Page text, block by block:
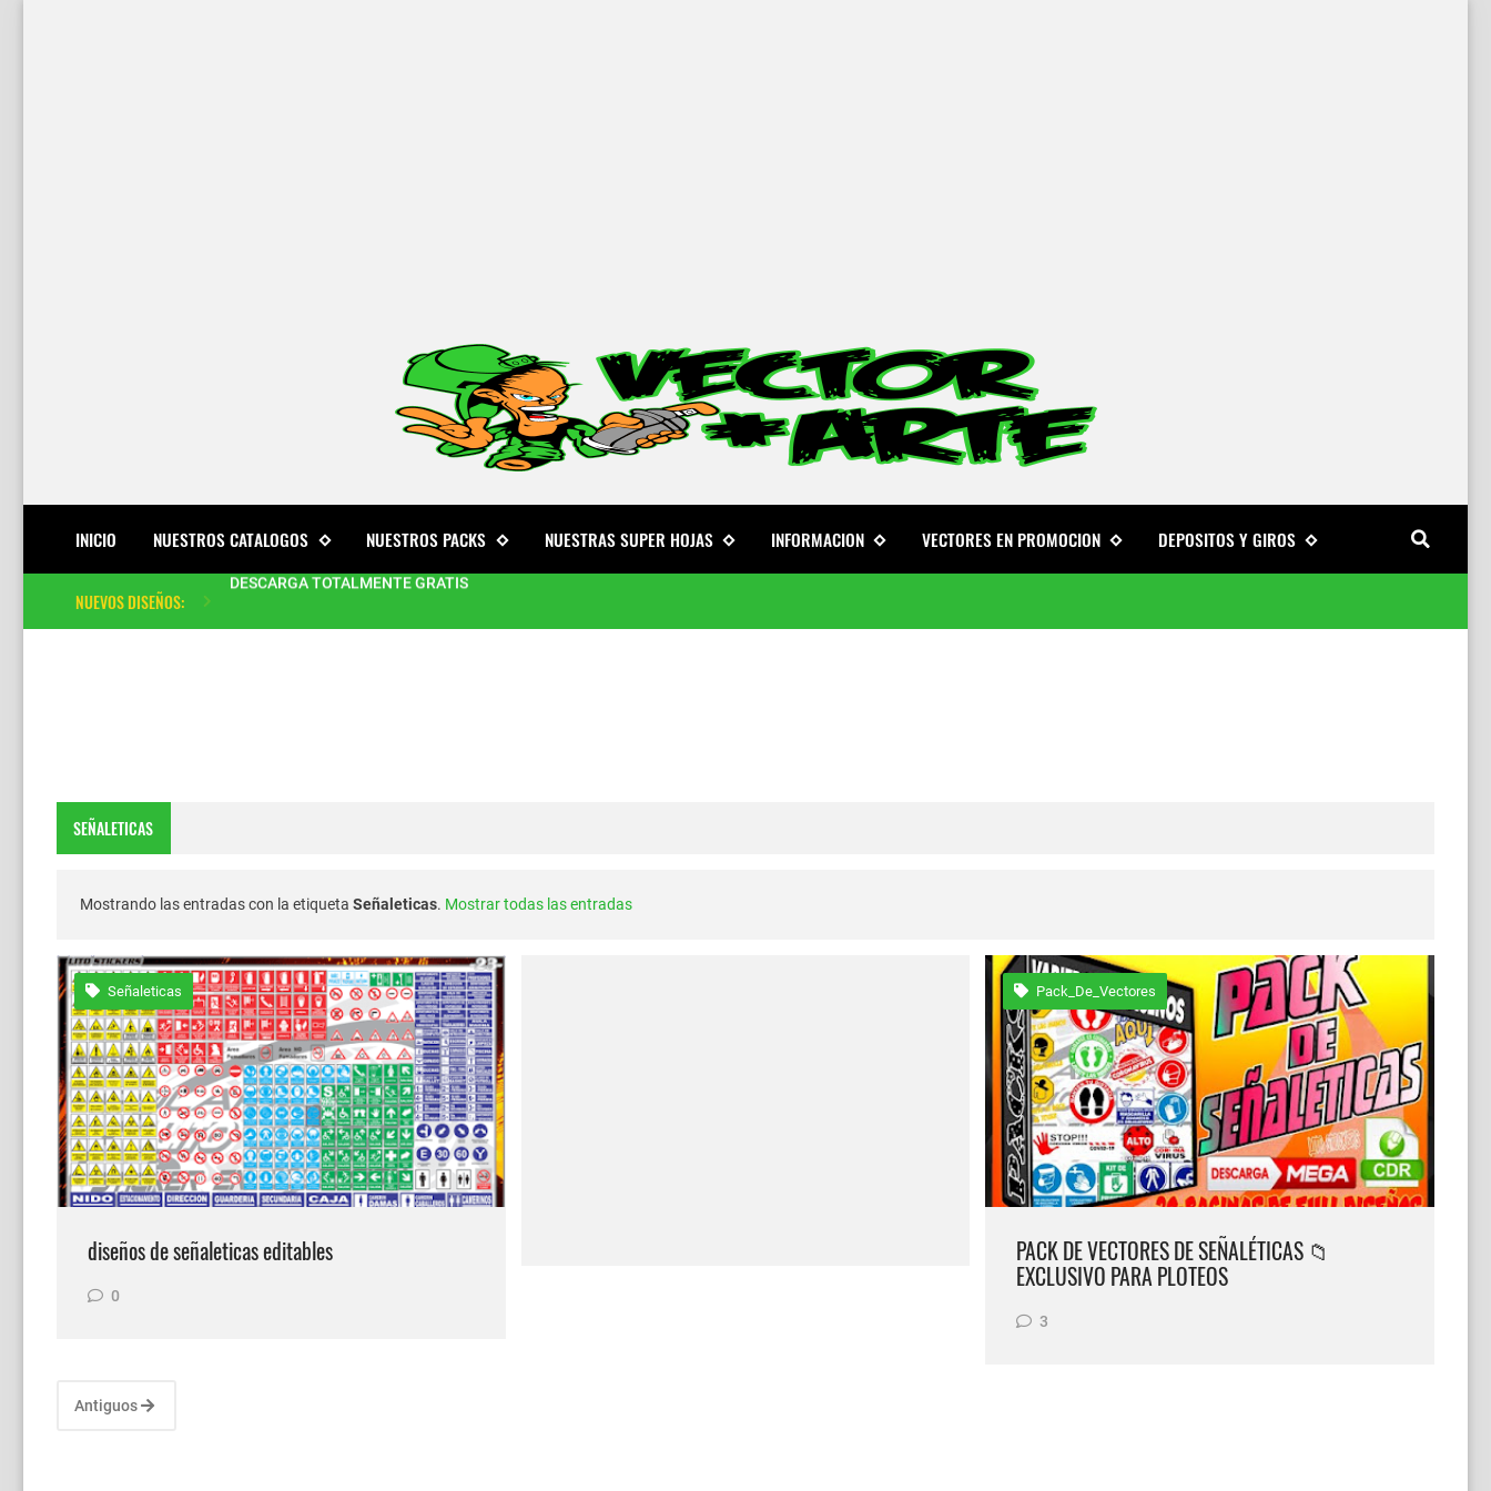
INICIO NUESTROS CATALOGOS NUESTROS PACKS NUESTRAS SUPER HOJAS INFORMACION VECTORES EN PROMOCION DEPOSITOS Y GIROS
NUEVOS DISEÑOS:
DESCARGA TOTALMENTE GRATIS
Vector de Jesucristo Crucificado Descarga Gratis
Vectores Tuning Urbano Posterior para Mototaxis
SEÑALETICAS
Mostrando las entradas con la etiqueta Señaleticas. Mostrar todas las entradas
Señaleticas
diseños de señaleticas editables
0
Pack_De_Vectores
PACK DE VECTORES DE SEÑALÉTICAS 📁
EXCLUSIVO PARA PLOTEOS
3
Antiguos